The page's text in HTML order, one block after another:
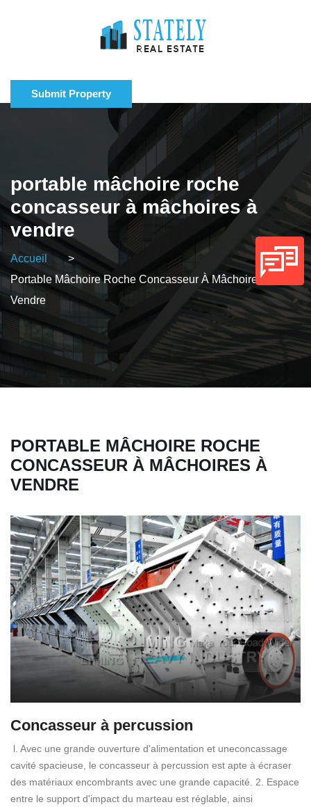
Submit Property
portable mâchoire roche
concasseur à mâchoires à
vendre
Accueil
>
Portable Mâchoire Roche Concasseur À Mâchoires À
Vendre
PORTABLE MÂCHOIRE ROCHE
CONCASSEUR À MÂCHOIRES À
VENDRE
Concasseur à percussion
l. Avec une grande ouverture d'alimentation et uneconcassage
cavité spacieuse, le concasseur à percussion est apte à écraser
des matériaux encombrants avec une grande capacité. 2. Espace
entre le support d'impact du marteau est réglable, ainsi